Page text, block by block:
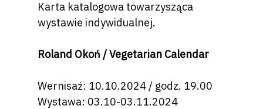
Karta katalogowa towarzysząca
wystawie indywidualnej.
Roland Okoń / Vegetarian Calendar
Wernisaż: 10.10.2024 / godz. 19.00
Wystawa: 03.10-03.11.2024